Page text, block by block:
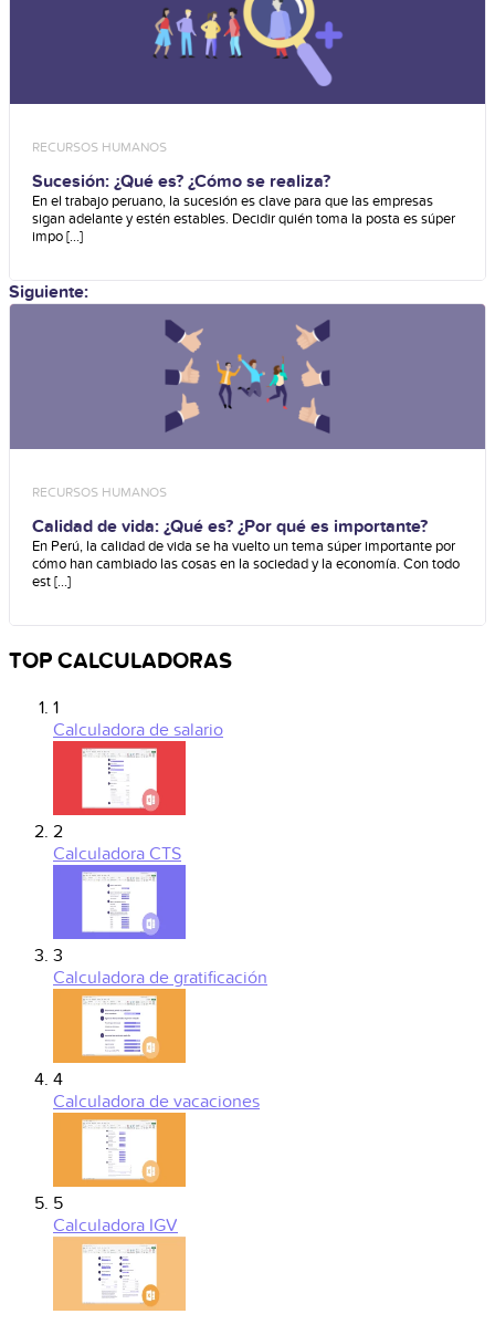
RECURSOS HUMANOS
Sucesión: ¿Qué es? ¿Cómo se realiza?
En el trabajo peruano, la sucesión es clave para que las empresas
sigan adelante y estén estables. Decidir quién toma la posta es súper
impo [...]
Siguiente:
RECURSOS HUMANOS
Calidad de vida: ¿Qué es? ¿Por qué es importante?
En Perú, la calidad de vida se ha vuelto un tema súper importante por
cómo han cambiado las cosas en la sociedad y la economía. Con todo
est [...]
TOP CALCULADORAS
1
Calculadora de salario
2
Calculadora CTS
3
Calculadora de gratificación
4
Calculadora de vacaciones
5
Calculadora IGV